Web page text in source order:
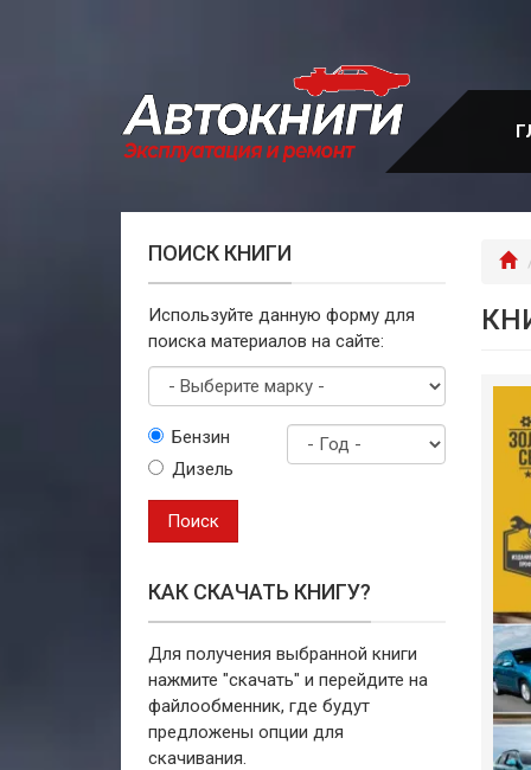
ПОИСК КНИГИ
Используйте данную форму для
поиска материалов на сайте:
маркуБензин
Дизель
Поиск
КАК СКАЧАТЬ КНИГУ?
Для получения выбранной книги
нажмите "скачать" и перейдите на
файлообменник, где будут
предложены опции для
скачивания.